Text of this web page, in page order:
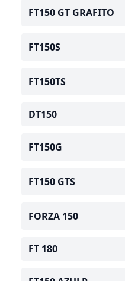
FT150 GT GRAFITO
FT150S
FT150TS
DT150
FT150G
FT150 GTS
FORZA 150
FT 180